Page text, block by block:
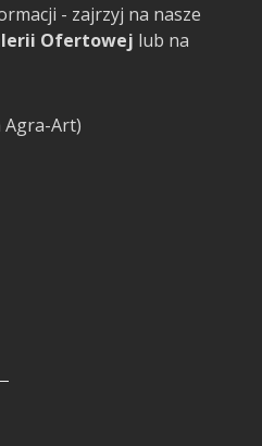
- zajrzyj na nasze
Ofertowej lub na
Agra-Art)